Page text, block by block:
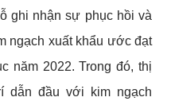
ghi nhận sự phục hồi và
ngạch xuất khẩu ước đạt
năm 2022. Trong đó, thị
dẫn đầu với kim ngạch